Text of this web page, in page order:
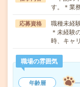
す。＊業
応募資格
職種未経
＊未経験
時、キャ
職場の雰囲気
年齢層